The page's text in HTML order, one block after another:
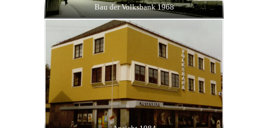
Bau der Volksbank 1968